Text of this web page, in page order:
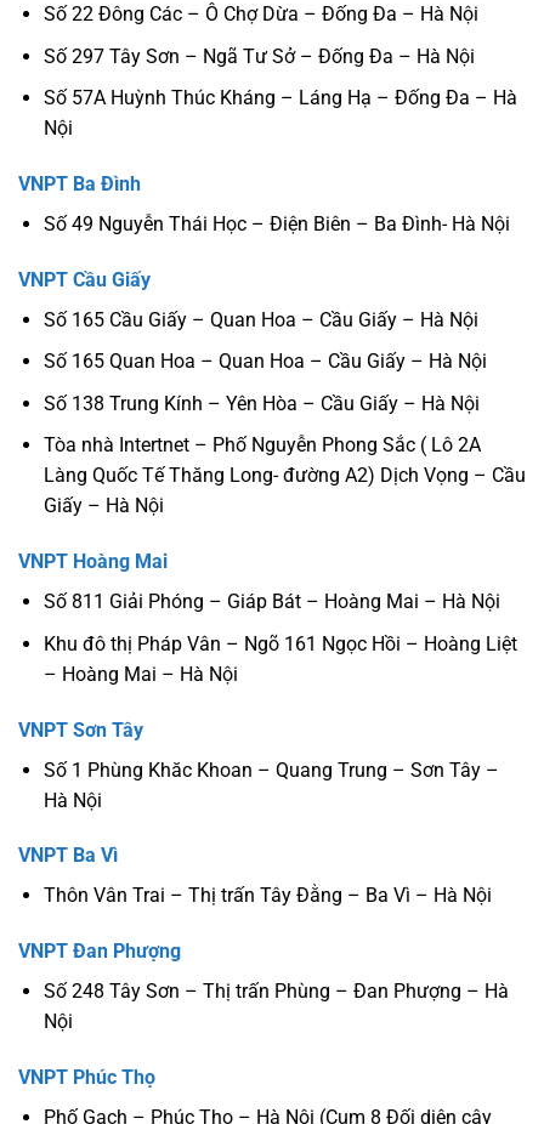
Số 22 Đông Các – Ô Chợ Dừa – Đống Đa – Hà Nội
Số 297 Tây Sơn – Ngã Tư Sở – Đống Đa – Hà Nội
Số 57A Huỳnh Thúc Kháng – Láng Hạ – Đống Đa – Hà
Nội
VNPT Ba Đình
Số 49 Nguyễn Thái Học – Điện Biên – Ba Đình- Hà Nội
VNPT Cầu Giấy
Số 165 Cầu Giấy – Quan Hoa – Cầu Giấy – Hà Nội
Số 165 Quan Hoa – Quan Hoa – Cầu Giấy – Hà Nội
Số 138 Trung Kính – Yên Hòa – Cầu Giấy – Hà Nội
Tòa nhà Intertnet – Phố Nguyễn Phong Sắc ( Lô 2A
Làng Quốc Tế Thăng Long- đường A2) Dịch Vọng – Cầu
Giấy – Hà Nội
VNPT Hoàng Mai
Số 811 Giải Phóng – Giáp Bát – Hoàng Mai – Hà Nội
Khu đô thị Pháp Vân – Ngõ 161 Ngọc Hồi – Hoàng Liệt
– Hoàng Mai – Hà Nội
VNPT Sơn Tây
Số 1 Phùng Khăc Khoan – Quang Trung – Sơn Tây –
Hà Nội
VNPT Ba Vì
Thôn Vân Trai – Thị trấn Tây Đằng – Ba Vì – Hà Nội
VNPT Đan Phượng
Số 248 Tây Sơn – Thị trấn Phùng – Đan Phượng – Hà
Nội
VNPT Phúc Thọ
Phố Gạch – Phúc Thọ – Hà Nội (Cụm 8 Đối diện cây